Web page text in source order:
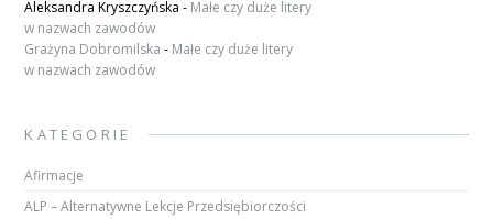
Aleksandra Kryszczyńska - Małe czy duże litery
w nazwach zawodów
Grażyna Dobromilska - Małe czy duże litery
w nazwach zawodów
KATEGORIE
Afirmacje
ALP – Alternatywne Lekcje Przedsiębiorczości